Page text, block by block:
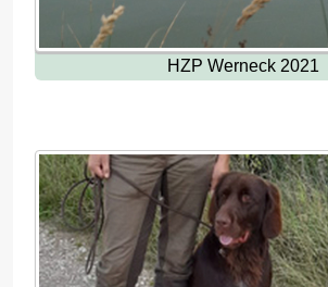
HZP Werneck 2021